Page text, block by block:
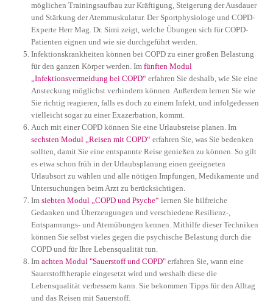
möglichen Trainingsaufbau zur Kräftigung, Steigerung der Ausdauer
und Stärkung der Atemmuskulatur. Der Sportphysiologe und COPD-
Experte Herr Mag. Dr. Simi zeigt, welche Übungen sich für COPD-
Patienten eignen und wie sie durchgeführt werden.
Infektionskrankheiten können bei COPD zu einer großen Belastung
für den ganzen Körper werden. Im fünften Modul
„Infektionsvermeidung bei COPD“erfahren Sie deshalb, wie Sie eine
Ansteckung möglichst verhindern können. Außerdem lernen Sie wie
Sie richtig reagieren, falls es doch zu einem Infekt, und infolgedessen
vielleicht sogar zu einer Exazerbation, kommt.
Auch mit einer COPD können Sie eine Urlaubsreise planen. Im
sechsten Modul „Reisen mit COPD“erfahren Sie, was Sie bedenken
sollten, damit Sie eine entspannte Reise genießen zu können. So gilt
es etwa schon früh in der Urlaubsplanung einen geeigneten
Urlaubsort zu wählen und alle nötigen Impfungen, Medikamente und
Untersuchungen beim Arzt zu berücksichtigen.
Im siebten Modul „COPD und Psyche“lernen Sie hilfreiche
Gedanken und Überzeugungen und verschiedene Resilienz-,
Entspannungs- und Atemübungen kennen. Mithilfe dieser Techniken
können Sie selbst vieles gegen die psychische Belastung durch die
COPD und für Ihre Lebensqualität tun.
Im achten Modul "Sauerstoff und COPD"erfahren Sie, wann eine
Sauerstofftherapie eingesetzt wird und weshalb diese die
Lebensqualität verbessern kann. Sie bekommen Tipps für den Alltag
und das Reisen mit Sauerstoff.